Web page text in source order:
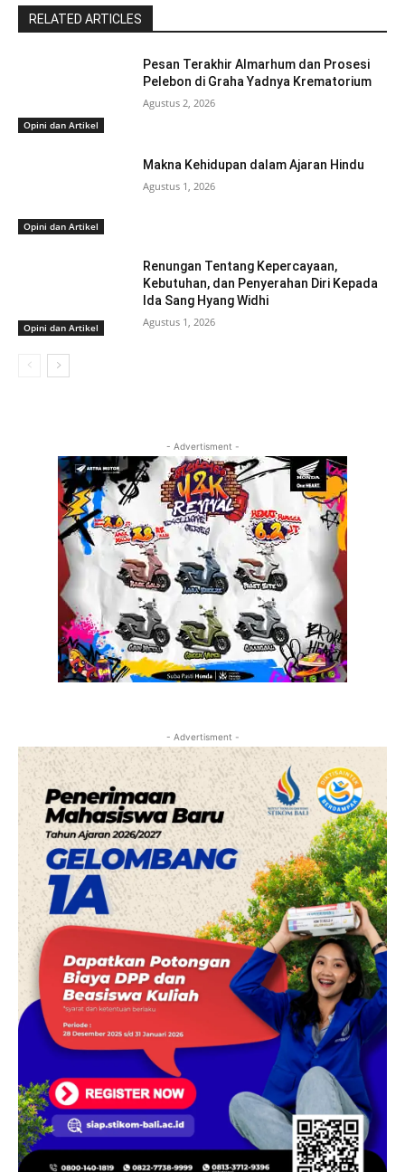
RELATED ARTICLES
Opini dan Artikel
Pesan Terakhir Almarhum dan Prosesi
Pelebon di Graha Yadnya Krematorium
Agustus 2, 2026
Opini dan Artikel
Makna Kehidupan dalam Ajaran Hindu
Agustus 1, 2026
Opini dan Artikel
Renungan Tentang Kepercayaan,
Kebutuhan, dan Penyerahan Diri Kepada
Ida Sang Hyang Widhi
Agustus 1, 2026
- Advertisment -
- Advertisment -